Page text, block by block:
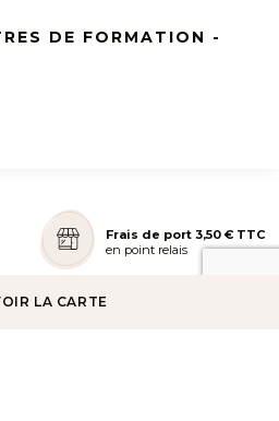
LA CARTE
DE FORMATION -
Frais de port 3,50 € TTC
en point relais
Paiement en 3 ou 4x